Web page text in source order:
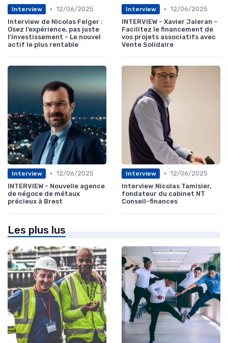
Interview • 12/06/2025
Interview de Nicolas Felger :
Osez l’expérience, pas juste
l’investissement - Le nouvel
actif le plus rentable
Interview • 12/06/2025
INTERVIEW - Xavier Jaleran -
Facilitez le financement de
vos projets associatifs avec
Vente Solidaire
Interview • 12/06/2025
INTERVIEW - Nouvelle agence
de négoce de métaux
précieux à Brest
Interview • 12/06/2025
Interview Nicolas Tamisier,
fondateur du cabinet NT
Conseil-finances
Les plus lus